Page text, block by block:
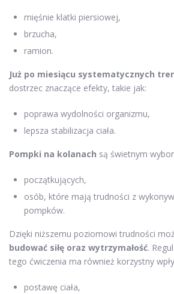
mięśnie klatki piersiowej,
brzucha,
ramion.
Już po miesiącu systematycznych
dostrzec znaczące efekty, takie jak:
poprawa wydolności organizmu,
lepsza stabilizacja ciała.
Pompki na kolanach są świetnym
początkujących,
osób, które mają trudności z
pompków.
Dzięki niższemu poziomowi trudności
budować siłę oraz wytrzymałość.
tego ćwiczenia ma również korzystny
postawę ciała,